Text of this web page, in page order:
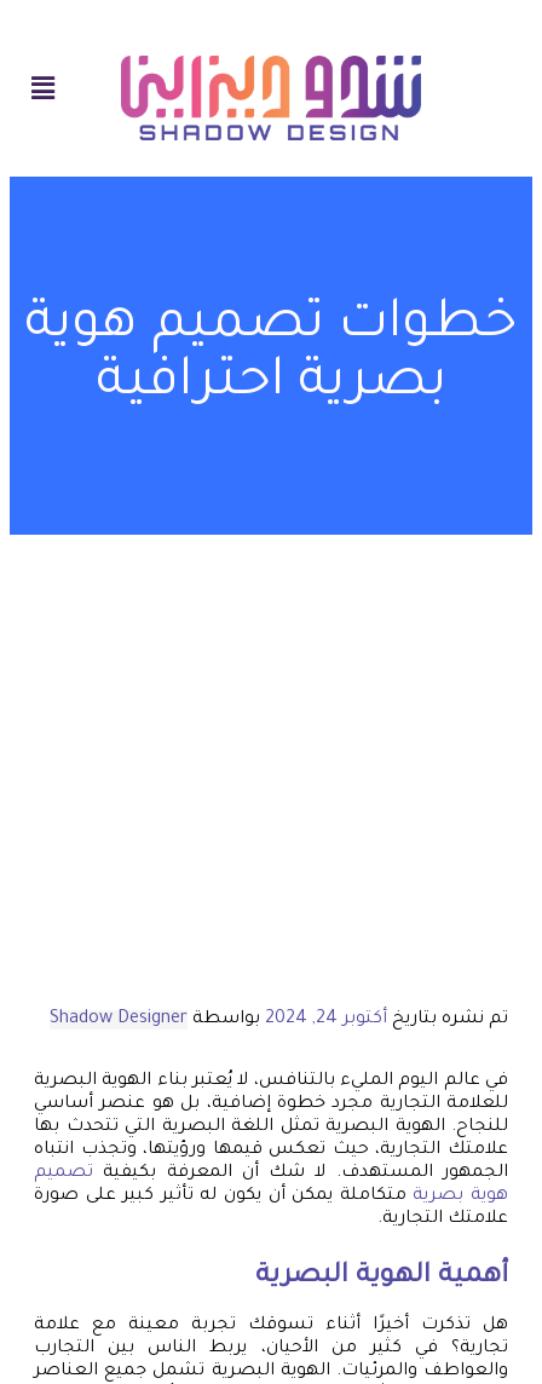
خطوات تصميم هوية
بصرية احترافية
تم نشره بتاريخ أكتوبر 24, 2024 بواسطة Shadow Designer
في عالم اليوم المليء بالتنافس، لا يُعتبر بناء الهوية البصرية
للعلامة التجارية مجرد خطوة إضافية، بل هو عنصر أساسي
للنجاح. الهوية البصرية تمثل اللغة البصرية التي تتحدث بها
علامتك التجارية، حيث تعكس قيمها ورؤيتها، وتجذب انتباه
الجمهور المستهدف. لا شك أن المعرفة بكيفية تصميم
هوية بصرية متكاملة يمكن أن يكون له تأثير كبير على صورة
علامتك التجارية.
أهمية الهوية البصرية
هل تذكرت أخيرًا أثناء تسوقك تجربة معينة مع علامة
تجارية؟ في كثير من الأحيان، يربط الناس بين التجارب
والعواطف والمرئيات. الهوية البصرية تشمل جميع العناصر